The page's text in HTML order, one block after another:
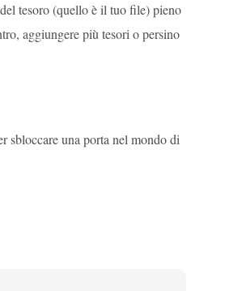
tesoro (quello è il tuo file) pieno
aggiungere più tesori o persino
sbloccare una porta nel mondo di